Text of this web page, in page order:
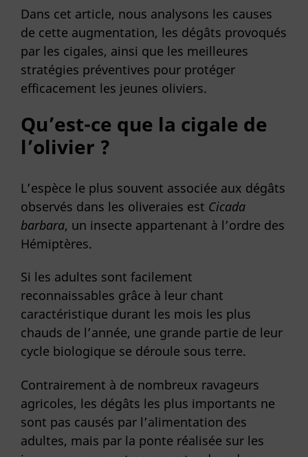
Dans cet article, nous analysons les causes
de cette augmentation, les dégâts provoqués
par les cigales, ainsi que les meilleures
stratégies préventives pour protéger
efficacement les jeunes oliviers.
Qu’est-ce que la cigale de
l’olivier ?
L’espèce le plus souvent associée aux dégâts
observés dans les oliveraies est Cicada
barbara, un insecte appartenant à l’ordre des
Hémiptères.
Si les adultes sont facilement
reconnaissables grâce à leur chant
caractéristique durant les mois les plus
chauds de l’année, une grande partie de leur
cycle biologique se déroule sous terre.
Contrairement à de nombreux ravageurs
agricoles, les dégâts les plus importants ne
sont pas causés par l’alimentation des
adultes, mais par la ponte réalisée sur les